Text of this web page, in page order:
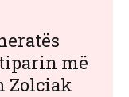
më
Zolciak